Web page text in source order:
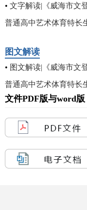
• 文字解读|《威海市文
普通高中艺术体育特长
图文解读
• 图文解读|《威海市文
普通高中艺术体育特长
文件PDF版与word版